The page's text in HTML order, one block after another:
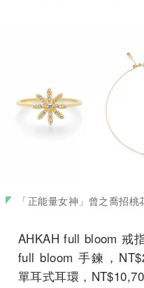
「正能量女神」曾之喬招
AHKAH full bloom 戒
full bloom 手鍊，
單耳式耳環，